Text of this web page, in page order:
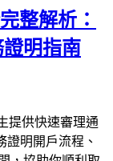
整解析：
明指南
提供快速審理通
證明開戶流程、